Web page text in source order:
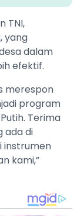
TNI,
yang
dalam
efektif.
merespon
program
Terima
ada di
instrumen
kami,”